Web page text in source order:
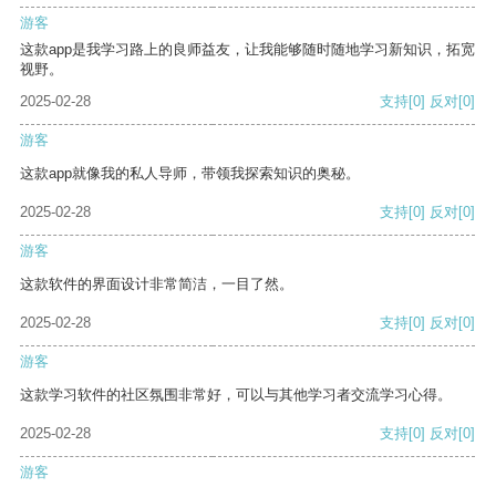
游客
这款app是我学习路上的良师益友，让我能够随时随地学习新知识，拓宽
视野。
2025-02-28
支持[0] 反对[0]
游客
这款app就像我的私人导师，带领我探索知识的奥秘。
2025-02-28 支持[0] 反对[0]
游客
这款软件的界面设计非常简洁，一目了然。
2025-02-28 支持[0] 反对[0]
游客
这款学习软件的社区氛围非常好，可以与其他学习者交流学习心得。
2025-02-28 支持[0] 反对[0]
游客